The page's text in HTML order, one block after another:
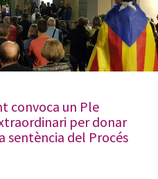
convoca un Ple
per donar
sentència del Procés